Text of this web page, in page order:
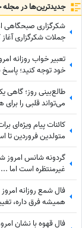
جدید‌ترین‌ها در مجله
جملات شکرگزاری
خود توجه کنید؛ پاسخ
طالع‌بینی روز؛
می‌تواند قلبی را برای
متولدین فروردین تا
خواسته‌هایتان
غیرمنتظره است اما ...
همیشه فرق داره،